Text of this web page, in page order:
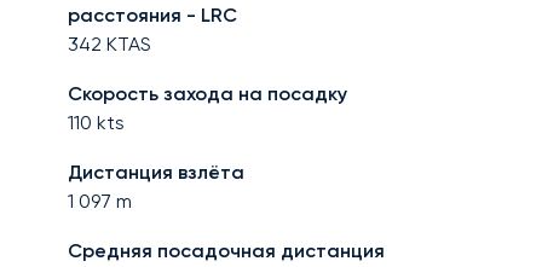
расстояния - LRC
342 KTAS
Скорость захода на посадку
110 kts
Дистанция взлёта
1 097 m
Средняя посадочная дистанция